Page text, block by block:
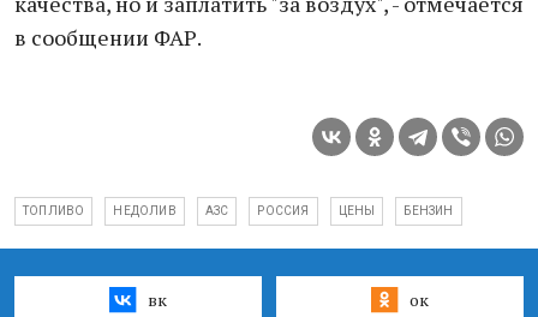
в сообщении ФАР.
ТОПЛИВО НЕДОЛИВ АЗС РОССИЯ ЦЕНЫ БЕНЗИН
вк ок